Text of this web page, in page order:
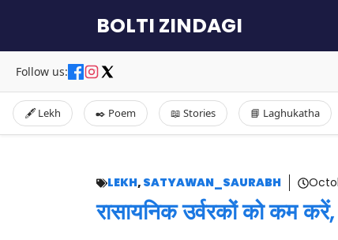
content
BOLTI ZINDAGI
Follow us:
🖋️ Lekh ✒️ Poem 📖 Stories 📘 Laghukatha
LEKH, SATYAWAN_SAURABH
रासायनिक उर्वरकों को कम